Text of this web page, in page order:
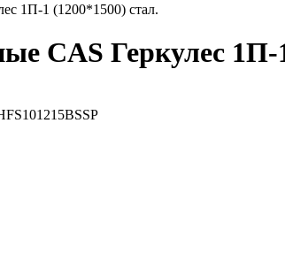
1П-1 (1200*1500) стал.
CAS Геркулес 1П-